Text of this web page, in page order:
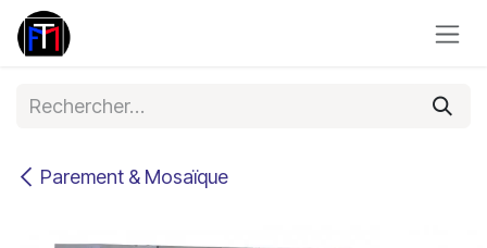
Se rendre au contenu
Parement & Mosaïque